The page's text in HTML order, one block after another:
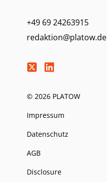
+49 69 24263915
redaktion@platow.de
© 2026 PLATOW
Impressum
Datenschutz
AGB
Disclosure